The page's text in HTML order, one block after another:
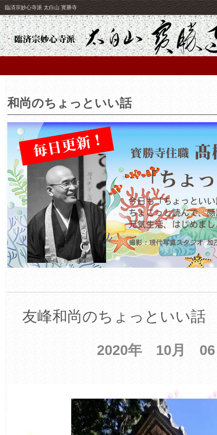
臨済宗妙心寺派 太白山 寳勝寺
和尚のちょっといい話
友峰和尚のちょっといい話
2020年 10月